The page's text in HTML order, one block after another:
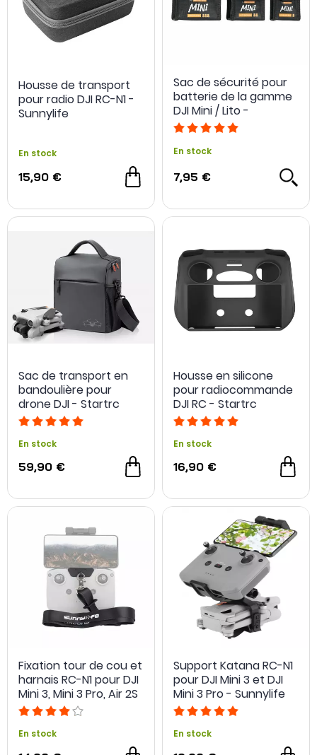
Housse de transport
pour radio DJI RC-N1 -
Sunnylife
En stock
15,90 €
Sac de sécurité pour
batterie de la gamme
DJI Mini / Lito -
Sunnylife
En stock
7,95 €
Sac de transport en
bandoulière pour
drone DJI - Startrc
En stock
59,90 €
Housse en silicone
pour radiocommande
DJI RC - Startrc
En stock
16,90 €
Fixation tour de cou et
harnais RC-N1 pour DJI
Mini 3, Mini 3 Pro, Air 2S
et Mavic 3 - Sunnylife
En stock
Support Katana RC-N1
pour DJI Mini 3 et DJI
Mini 3 Pro - Sunnylife
En stock